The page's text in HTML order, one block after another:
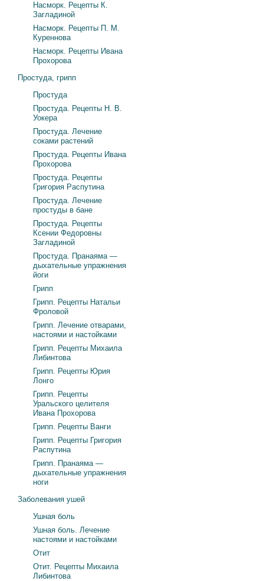
Насморк. Рецепты К.
Загладиной
Насморк. Рецепты П. М.
Куреннова
Насморк. Рецепты Ивана
Прохорова
Простуда, грипп
Простуда
Простуда. Рецепты Н. В.
Уокера
Простуда. Лечение
соками растений
Простуда. Рецепты Ивана
Прохорова
Простуда. Рецепты
Григория Распутина
Простуда. Лечение
простуды в бане
Простуда. Рецепты
Ксении Федоровны
Загладиной
Простуда. Пранаяма —
дыхательные упражнения
йоги
Грипп
Грипп. Рецепты Натальи
Фроловой
Грипп. Лечение отварами,
настоями и настойками
Грипп. Рецепты Михаила
Либинтова
Грипп. Рецепты Юрия
Лонго
Грипп. Рецепты
Уральского целителя
Ивана Прохорова
Грипп. Рецепты Ванги
Грипп. Рецепты Григория
Распутина
Грипп. Пранаяма —
дыхательные упражнения
ноги
Заболевания ушей
Ушная боль
Ушная боль. Лечение
настоями и настойками
Отит
Отит. Рецепты Михаила
Либинтова